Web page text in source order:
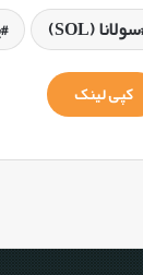
سولانا (SOL)
کپی لینک